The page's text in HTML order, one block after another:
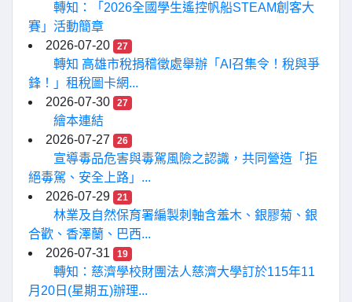
轉知：「2026全國學生遙控帆船STEAM創客大
賽」活動簡章
2026-07-20
27
轉知 高雄市稅捐稽徵處舉辦「AI召集令！稅與爭
鋒！」租稅圖卡網...
2026-07-30
27
繪本連結
2026-07-27
26
宣導毒品危害與毒駕風險之認識，共同營造「拒
絕毒駕、安全上路」...
2026-07-29
21
林業及自然保育署編製刺軸含羞木、銀膠菊、銀
合歡、香澤蘭、巴西...
2026-07-31
19
轉知：慈濟學校財團法人慈濟大學訂於115年11
月20日(星期五)辦理...